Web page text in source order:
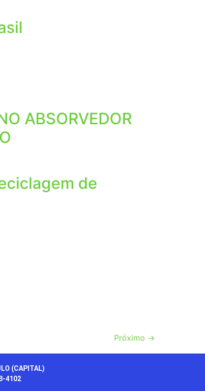
ABSORVEDOR
de
Próximo →
(CAPITAL)
4102